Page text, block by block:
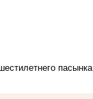
пасынка